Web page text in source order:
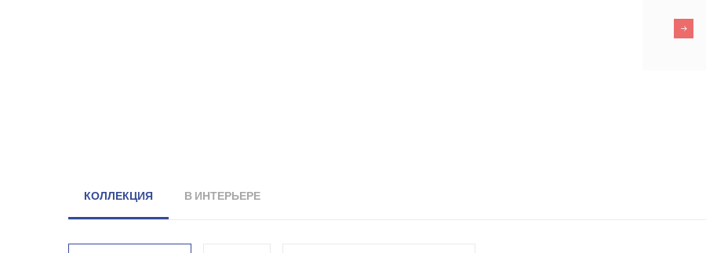
КОЛЛЕКЦИЯ В ИНТЕРЬЕРЕ